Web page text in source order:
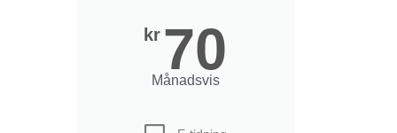
kr 70
Månadsvis